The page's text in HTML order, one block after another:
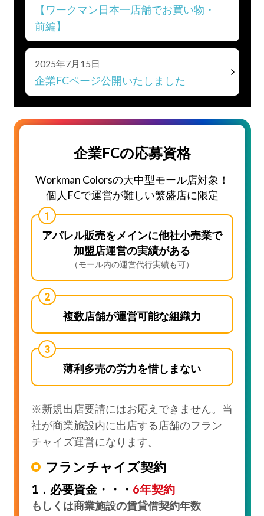
【ワークマン日本一店舗でお買い物・
前編】
2025年7月15日
企業FCページ公開いたしました
企業FCの応募資格
Workman Colorsの大中型モール店対象！
個人FCで運営が難しい繁盛店に限定
アパレル販売をメインに他社小売業で
加盟店運営の実績がある
（モール内の運営代行実績も可）
複数店舗が運営可能な組織力
薄利多売の労力を惜しまない
※新規出店要請にはお応えできません。当
社が商業施設内に出店する店舗のフラン
チャイズ運営になります。
フランチャイズ契約
1．必要資金・・・ 6年契約
もしくは商業施設の賃貸借契約年数